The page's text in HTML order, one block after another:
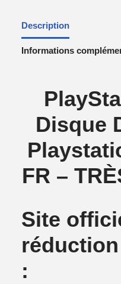
Description
Informations
Disque
FR –
Site
: